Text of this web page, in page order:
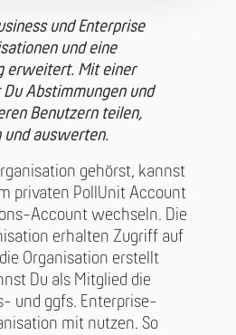
und Enterprise
und eine
erweitert. Mit einer
Abstimmungen und
Benutzern teilen,
auswerten.
gehörst, kannst
privaten PollUnit Account
Account wechseln. Die
erhalten Zugriff auf
Organisation erstellt
Du als Mitglied die
und ggfs. Enterprise-
mit nutzen. So